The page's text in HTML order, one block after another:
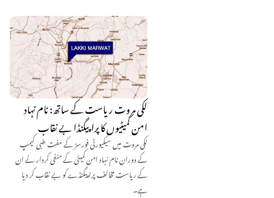
لکی مروت ریاست کے ساتھ: نام نہاد
امن کمیٹیوں کا پراپیگنڈا بے نقاب
لکی مروت میں سیکیورٹی فورسز کے مفت طبی کیمپ
کے دوران نام نہاد امن کمیٹی کے منفی کردار نے ان
کے ریاست مخالف پراپیگنڈے کو بے نقاب کر دیا
ہے۔